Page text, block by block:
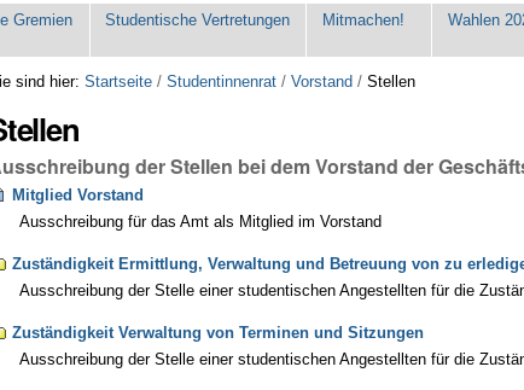
Gremien Studentische Vertretungen Mitmachen! Wahlen
sind hier: Startseite /Studentinnenrat /Vorstand /Stellen
der Stellen bei dem Vorstand der
Mitglied Vorstand
Ausschreibung für das Amt als Mitglied im Vorstand
Zuständigkeit Ermittlung, Verwaltung und Betreuung von zu
Ausschreibung der Stelle einer studentischen Angestellten für die
Zuständigkeit Verwaltung von Terminen und Sitzungen
Ausschreibung der Stelle einer studentischen Angestellten für die